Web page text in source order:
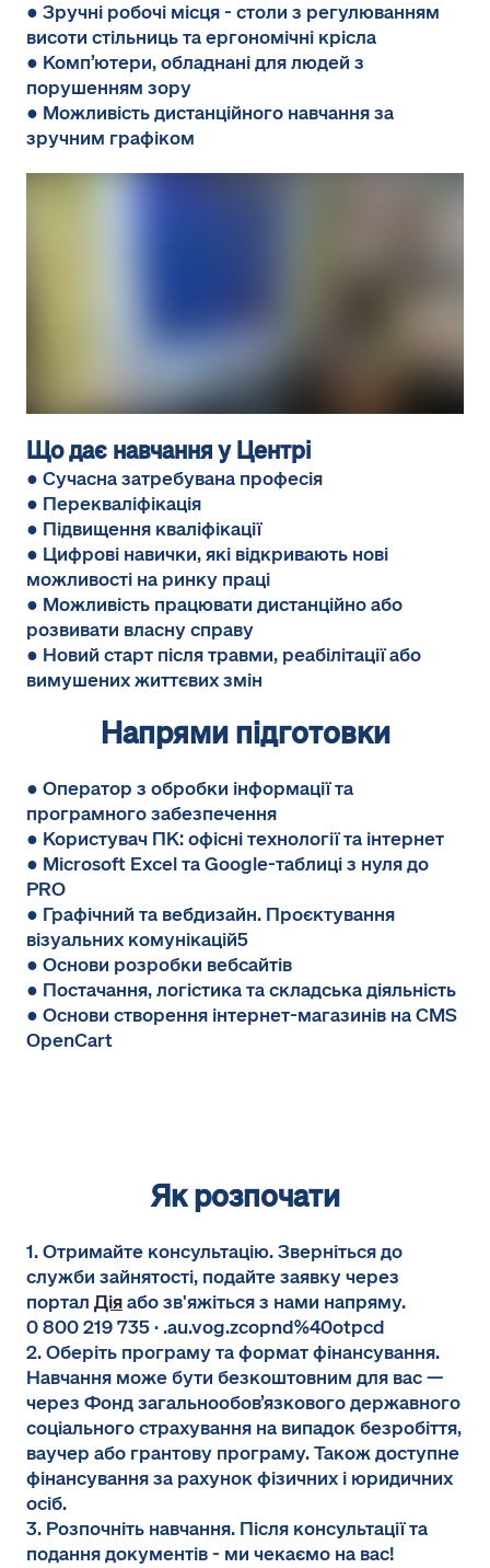
● Зручні робочі місця - столи з регулюванням
висоти стільниць та ергономічні крісла
● Комп’ютери, обладнані для людей з
порушенням зору
● Можливість дистанційного навчання за
зручним графіком
Що дає навчання у Центрі
● Сучасна затребувана професія
● Перекваліфікація
● Підвищення кваліфікації
● Цифрові навички, які відкривають нові
можливості на ринку праці
● Можливість працювати дистанційно або
розвивати власну справу
● Новий старт після травми, реабілітації або
вимушених життєвих змін
Напрями підготовки
● Оператор з обробки інформації та
програмного забезпечення
● Користувач ПК: офісні технології та інтернет
● Microsoft Excel та Google-таблиці з нуля до
PRO
● Графічний та вебдизайн. Проєктування
візуальних комунікацій5
● Основи розробки вебсайтів
● Постачання, логістика та складська діяльність
● Основи створення інтернет-магазинів на CMS
OpenCart
Як розпочати
1. Отримайте консультацію. Зверніться до
служби зайнятості, подайте заявку через
портал Діяабо зв'яжіться з нами напряму.
0 800 219 735 · .au.vog.zcopnd%40otpcd
2. Оберіть програму та формат фінансування.
Навчання може бути безкоштовним для вас —
через Фонд загальнообов’язкового державного
соціального страхування на випадок безробіття,
ваучер або грантову програму. Також доступне
фінансування за рахунок фізичних і юридичних
осіб.
3. Розпочніть навчання. Після консультації та
подання документів - ми чекаємо на вас!